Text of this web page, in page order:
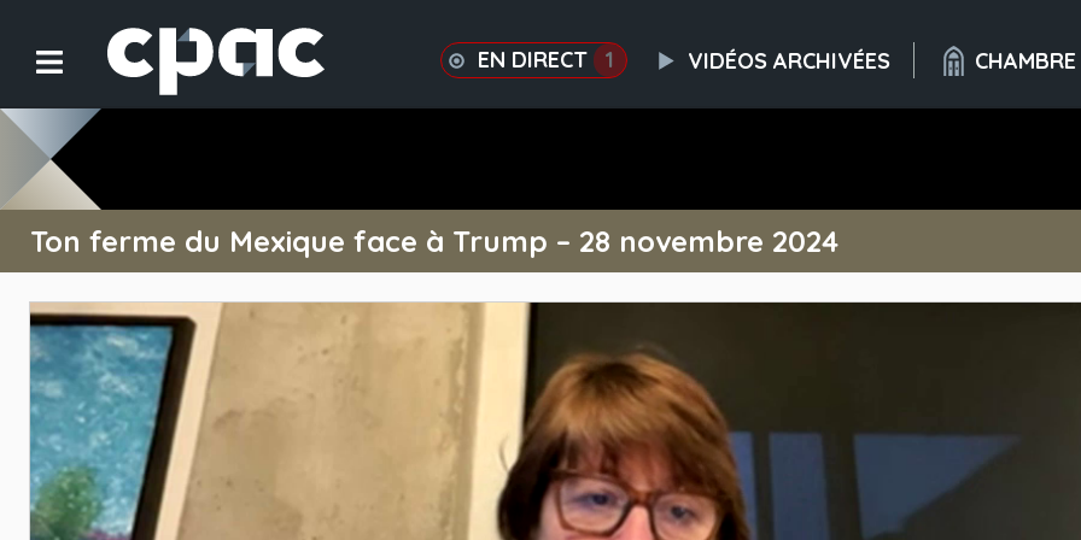
1
EN DIRECT VIDÉOS ARCHIVÉES CHAMBRE
Ton ferme du Mexique face à Trump – 28 novembre 2024